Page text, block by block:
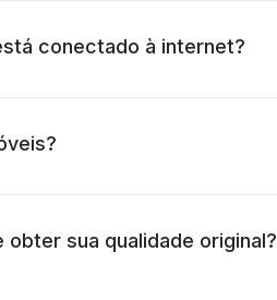
conectado à internet?
sua qualidade original?